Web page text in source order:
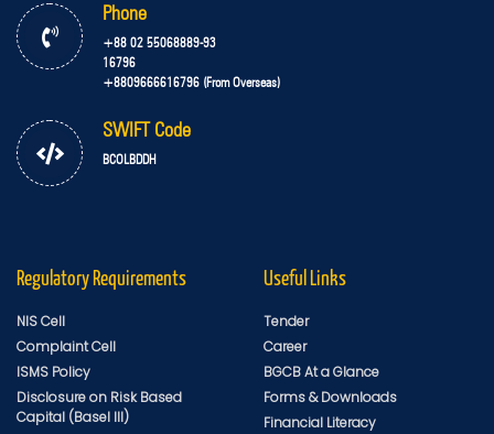
Phone
+88 02 55068889-93
16796
+8809666616796 (From Overseas)
SWIFT Code
BCOLBDDH
Regulatory Requirements
NIS Cell
Complaint Cell
ISMS Policy
Disclosure on Risk Based
Capital (Basel III)
Useful Links
Tender
Career
BGCB At a Glance
Forms & Downloads
Financial Literacy